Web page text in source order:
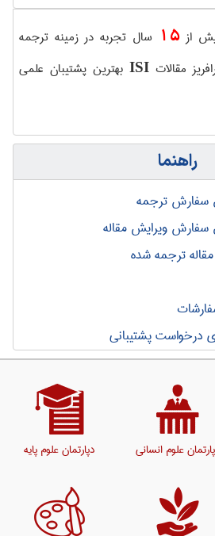
از15 سال تجربه در زمینه ترجمه
مقالاتISI بهترین پشتیبان علمی
راهنما
سفارش ترجمه
سفارش ویرایش مقاله
مقاله ترجمه شده
درخواست پشتیبانی
علوم انسانی دپارتمان علوم پایه